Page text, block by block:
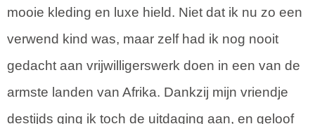
mooie kleding en luxe hield. Niet dat ik nu zo een
verwend kind was, maar zelf had ik nog nooit
gedacht aan vrijwilligerswerk doen in een van de
armste landen van Afrika. Dankzij mijn vriendje
destijds ging ik toch de uitdaging aan, en geloof